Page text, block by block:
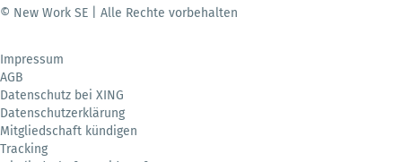
© New Work SE | Alle Rechte vorbehalten
Impressum
AGB
Datenschutz bei XING
Datenschutzerklärung
Mitgliedschaft kündigen
Tracking